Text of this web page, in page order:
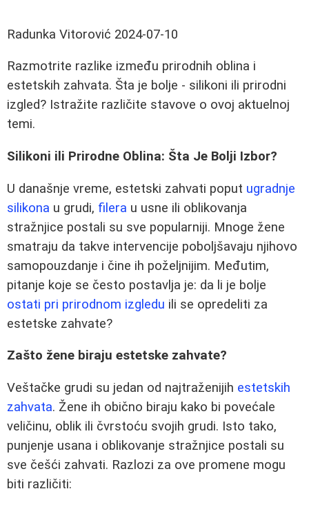
Radunka Vitorović 2024-07-10
Razmotrite razlike između prirodnih oblina i
estetskih zahvata. Šta je bolje - silikoni ili prirodni
izgled? Istražite različite stavove o ovoj aktuelnoj
temi.
Silikoni ili Prirodne Oblina: Šta Je Bolji Izbor?
U današnje vreme, estetski zahvati poput ugradnje
silikona u grudi, filera u usne ili oblikovanja
stražnjice postali su sve popularniji. Mnoge žene
smatraju da takve intervencije poboljšavaju njihovo
samopouzdanje i čine ih poželjnijim. Međutim,
pitanje koje se često postavlja je: da li je bolje
ostati pri prirodnom izgledu ili se opredeliti za
estetske zahvate?
Zašto žene biraju estetske zahvate?
Veštačke grudi su jedan od najtraženijih estetskih
zahvata. Žene ih obično biraju kako bi povećale
veličinu, oblik ili čvrstoću svojih grudi. Isto tako,
punjenje usana i oblikovanje stražnjice postali su
sve češći zahvati. Razlozi za ove promene mogu
biti različiti: